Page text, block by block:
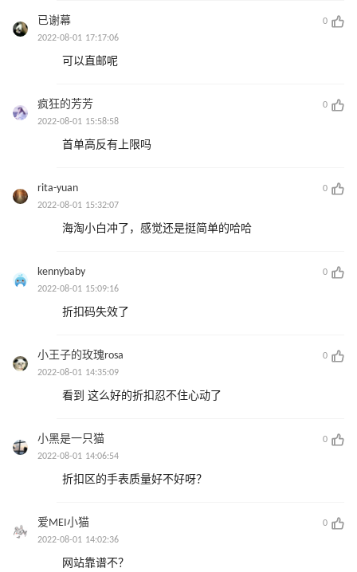
已谢幕
0
2022-08-01 17:17:06
可以直邮呢
疯狂的芳芳
0
2022-08-01 15:58:58
首单高反有上限吗
rita-yuan
0
2022-08-01 15:32:07
海淘小白冲了，感觉还是挺简单的哈哈
kennybaby
0
2022-08-01 15:09:16
折扣码失效了
小王子的玫瑰rosa
0
2022-08-01 14:35:09
看到 这么好的折扣忍不住心动了
小黑是一只猫
0
2022-08-01 14:06:54
折扣区的手表质量好不好呀？
爱MEI小猫
0
2022-08-01 14:02:36
网站靠谱不？